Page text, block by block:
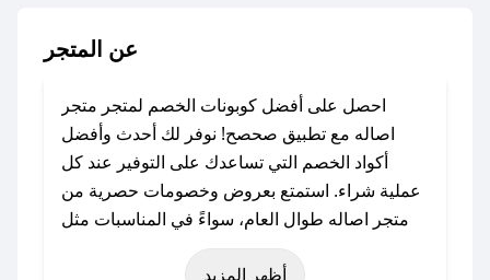
عن المتجر
احصل على أفضل كوبونات الخصم لمتجر متجر
اصاله مع تطبيق صحصح! نوفر لك أحدث وأفضل
أكواد الخصم التي تساعدك على التوفير عند كل
عملية شراء. استمتع بعروض وخصومات حصرية من
متجر اصاله طوال العام، سواءً في المناسبات مثل
عيد الفطر، عيد الأضحى، الجمعة البيضاء (شهر
أظهر المزيد